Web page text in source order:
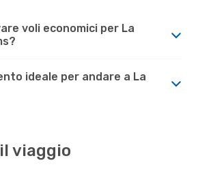
voli economici per La
ideale per andare a La
viaggio